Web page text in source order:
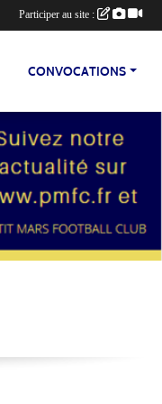
CONVOCATIONS
Participer au site :